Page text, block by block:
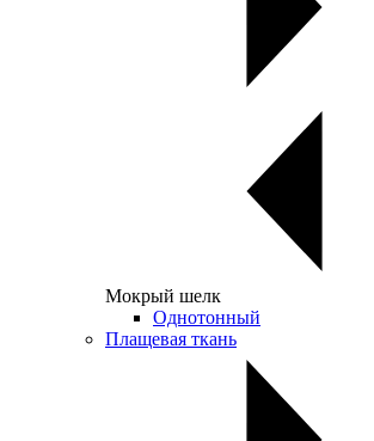
Мокрый шелк
Однотонный
Плащевая ткань